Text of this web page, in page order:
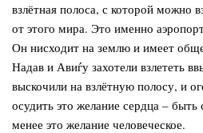
взлётная полоса, с которой можно
от этого мира. Это именно
Он нисходит на землю и имеет
Надав и Авиѓу захотели взлететь
выскочили на взлётную полосу, и
осудить это желание сердца –
менее это желание человеческое.